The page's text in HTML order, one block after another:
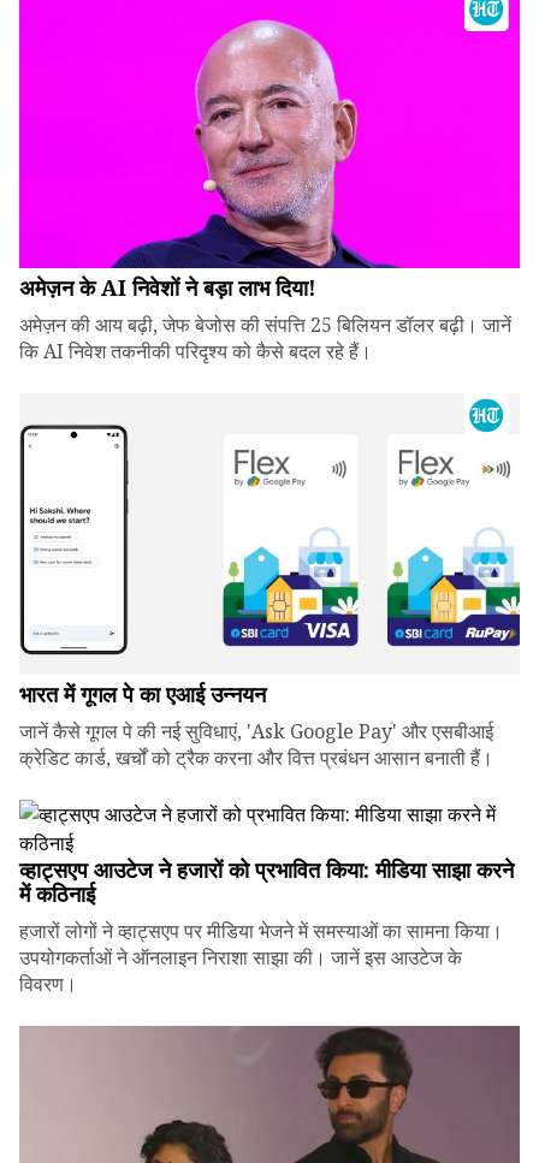
अमेज़न के AI निवेशों ने बड़ा लाभ दिया!
अमेज़न की आय बढ़ी, जेफ बेजोस की संपत्ति 25 बिलियन डॉलर बढ़ी। जानें
कि AI निवेश तकनीकी परिदृश्य को कैसे बदल रहे हैं।
भारत में गूगल पे का एआई उन्नयन
जानें कैसे गूगल पे की नई सुविधाएं, 'Ask Google Pay' और एसबीआई
क्रेडिट कार्ड, खर्चों को ट्रैक करना और वित्त प्रबंधन आसान बनाती हैं।
व्हाट्सएप आउटेज ने हजारों को प्रभावित किया: मीडिया साझा करने
में कठिनाई
हजारों लोगों ने व्हाट्सएप पर मीडिया भेजने में समस्याओं का सामना किया।
उपयोगकर्ताओं ने ऑनलाइन निराशा साझा की। जानें इस आउटेज के
विवरण।